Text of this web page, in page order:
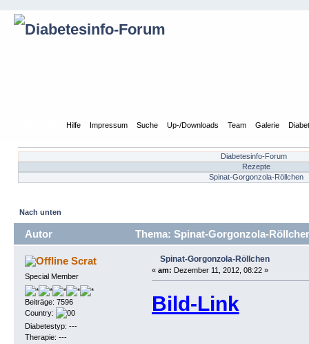
Hilfe Impressum Suche Up-/Downloads Team Galerie
Diabetesinfo-Forum
Rezepte
Spinat-Gorgonzola-Röllchen
Nach unten
Autor Thema: Spinat-Gorgonzola-
Scrat
Special Member
Beiträge: 7596
Country:
Diabetestyp: ---
Therapie: ---
Spinat-Gorgonzola-Röllchen
« am: Dezember 11, 2012, 08:22 »
Bild-Link